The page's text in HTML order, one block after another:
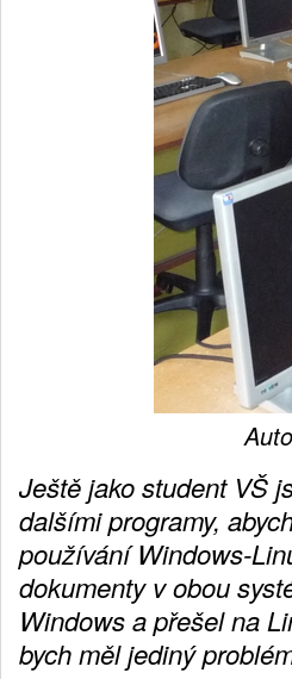
Ještě jako student VŠ
dalšími programy,
používání Windows-
dokumenty v obou
Windows a přešel na
bych měl jediný